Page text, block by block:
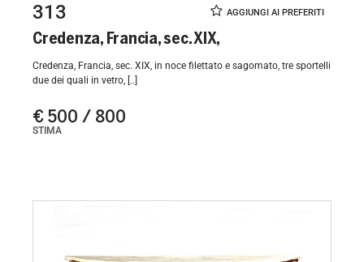
313
Credenza, Francia, sec. XIX,
Credenza, Francia, sec. XIX, in noce filettato e sagomato, tre sportelli
due dei quali in vetro, [..]
€ 500 / 800
STIMA